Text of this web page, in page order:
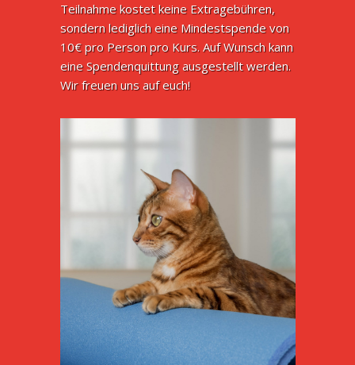
Teilnahme kostet keine Extragebühren,
sondern lediglich eine Mindestspende von
10€ pro Person pro Kurs. Auf Wunsch kann
eine Spendenquittung ausgestellt werden.
Wir freuen uns auf euch!